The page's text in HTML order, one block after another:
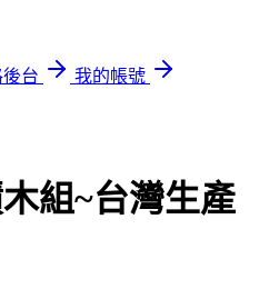
台
我的帳號
組~台灣生產